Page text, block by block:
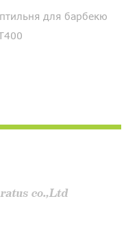
для барбекю